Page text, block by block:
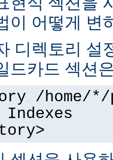
이 어떻게 변
디렉토리 설
드카드 섹션
/home/